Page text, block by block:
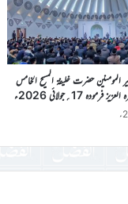
المومنین حضرت خلیفۃ المسیح الخامس
17؍جولائی 2026ء